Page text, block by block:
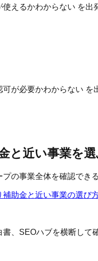
えるかわからない を
が必要かわからない
と近い事業を
の事業全体を確認でき
補助金と近い事業の選び
、SEOハブを横断して